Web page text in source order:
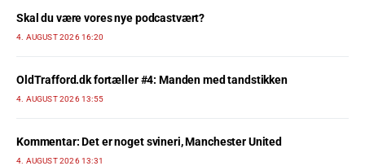
Skal du være vores nye podcastvært?
4. AUGUST 2026 16:20
OldTrafford.dk fortæller #4: Manden med tandstikken
4. AUGUST 2026 13:55
Kommentar: Det er noget svineri, Manchester United
4. AUGUST 2026 13:31